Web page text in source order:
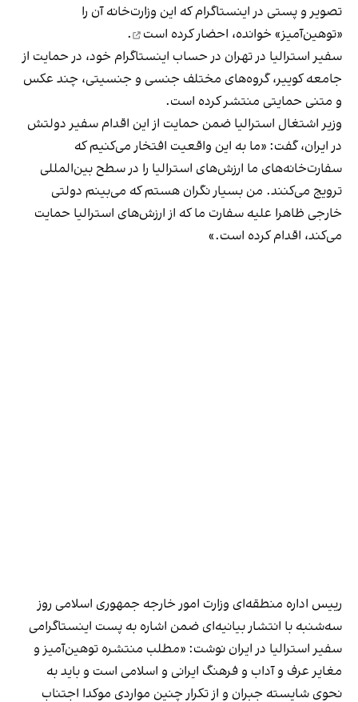
تصویر و پستی در اینستاگرام که این وزارت‌خانه آن را
«توهین‌آمیز» خوانده، احضار کرده است
.
سفیر استرالیا در تهران در حساب اینستاگرام خود، در حمایت از
جامعه کوییر، گروه‌های مختلف جنسی و جنسیتی، چند عکس
و متنی حمایتی منتشر کرده است.
وزیر اشتغال استرالیا ضمن حمایت از این اقدام سفیر دولتش
در ایران، گفت: «ما به این واقعیت افتخار می‌کنیم که
سفارت‌خانه‌های ما ارزش‌های استرالیا را در سطح بین‌المللی
ترویج می‌کنند. من بسیار نگران هستم که می‌بینم دولتی
خارجی ظاهرا علیه سفارت ما که از ارزش‌های استرالیا حمایت
می‌کند، اقدام کرده است.»
رییس اداره منطقه‌ای وزارت امور خارجه جمهوری اسلامی روز
سه‌شنبه با انتشار بیانیه‌ای ضمن اشاره به پست اینستاگرامی
سفیر استرالیا در ایران نوشت: «مطلب منتشره توهین‌آمیز و
مغایر عرف و آداب و فرهنگ ایرانی و اسلامی است و باید به
نحوی شایسته جبران و از تکرار چنین مواردی موکدا اجتناب